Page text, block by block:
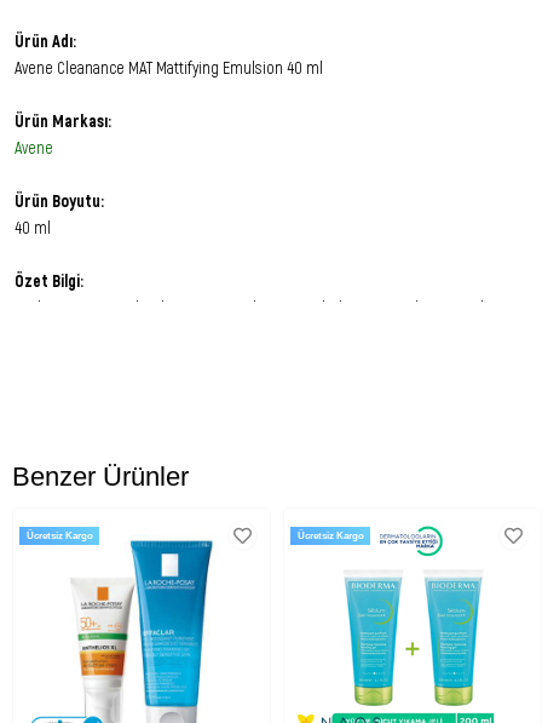
Ürün Adı:
Avene Cleanance MAT Mattifying Emulsion 40 ml
Ürün Markası:
Avene
Ürün Boyutu:
40 ml
Özet Bilgi:
Matlaştırmaya,nemlendirmeye ve makyajınızı sabitlemeye yardımcı emülsiyon.
Gözenekleri sıkılaştırmaya yardımcı olur.
Cleanance MAT Emulsion, yağlı ve karma ciltler için özel olarak önerilir.
Kullanım Şekli:
Yüzünüzü sabah ve akşam Cleanance Gel ile temizleyin ve iyice kurulayın.
Ardından, Cleanance MAT Emulsion ürününü hafif bir masaj ile uygulayın.
Benzer Ürünler
Ücretsiz Kargo Ücretsiz Kargo